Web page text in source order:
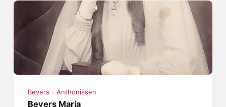
Bevers - Anthonissen
Bevers Maria